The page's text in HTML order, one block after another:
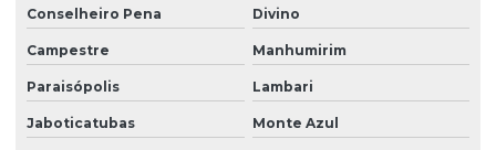
Conselheiro Pena Divino
Campestre Manhumirim
Paraisópolis Lambari
Jaboticatubas Monte Azul